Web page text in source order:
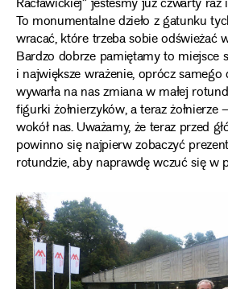
To monumentalne dzieło z gatunku
wracać, które trzeba sobie odświeżać
Bardzo dobrze pamiętamy to miejsce
i największe wrażenie, oprócz samego
wywarła na nas zmiana w małej
figurki żołnierzyków, a teraz
wokół nas. Uważamy, że teraz przed
powinno się najpierw zobaczyć
rotundzie, aby naprawdę wczuć się w